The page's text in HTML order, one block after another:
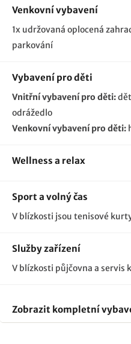
Vybavení pro děti
Vnitřní vybavení pro děti:
odrážedlo
Venkovní vybavení pro děti:
Sport a volný čas
V blízkosti jsou tenisové
Venkovní vybavení
1x udržovaná oplocená
parkování
Wellness a relax
Služby zařízení
V blízkosti půjčovna a servis
Zobrazit kompletní